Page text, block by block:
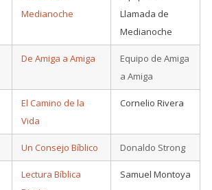
Medianoche
Llamada de
Medianoche
De Amiga a Amiga
Equipo de Amiga
a Amiga
El Camino de la
Vida
Cornelio Rivera
Un Consejo Bíblico Donaldo Strong
Lectura Bíblica
Samuel Montoya